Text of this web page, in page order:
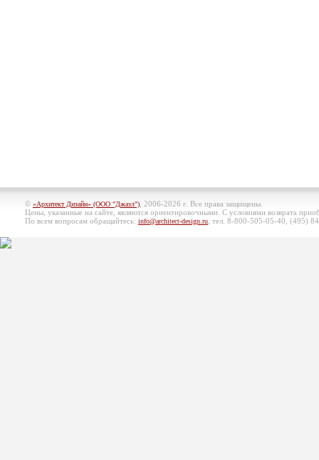
© «Архитект Дизайн» (ООО "Джазл") , 2006-2026 г. Все права защищены.
Цены, указанные на сайте, являются ориентировочными. С условиями возврата
По всем вопросам обращайтесь: info@architect-design.ru , тел. 8-800-505-05-40, (495)